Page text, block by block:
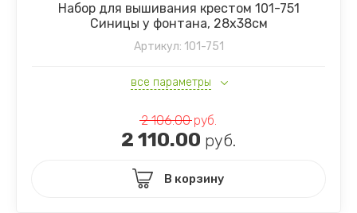
Набор для вышивания крестом 101-751
Синицы у фонтана, 28х38см
Артикул: 101-751
все параметры
2 106.00руб.
2 110.00 руб.
В корзину